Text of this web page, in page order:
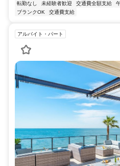
転勤なし 未経験者歓迎 交通費全額支給
ブランクOK
交通費支給
アルバイト・パート